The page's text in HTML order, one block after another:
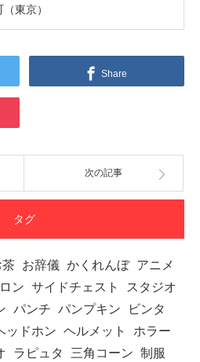
東京）
Share
次の記事
タグ
茶 お辞儀 かくれんぼ アニメ
ン サイドチェスト
スタジオ
パンチ パンプキン
ビンタ
ッドホン ヘルメット
ホラー
ラピュタ 三角コーン 制服